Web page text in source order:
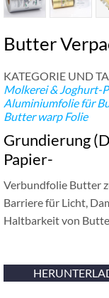
Butter
KATEGORIE UND
Molkerei & Joghurt-
Aluminiumfolie für
Butter warp Folie
Grundierung
Papier-
Verbundfolie Butter
Barriere für Licht,
Haltbarkeit von